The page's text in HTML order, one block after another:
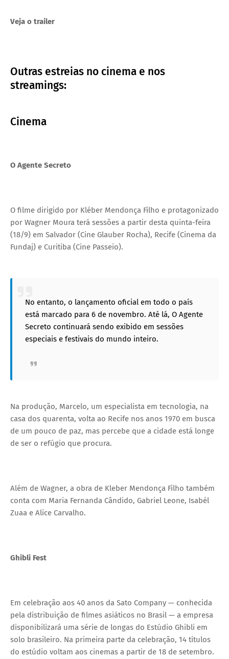
Veja o trailer
Outras estreias no cinema e nos
streamings:
Cinema
O Agente Secreto
O filme dirigido por Kléber Mendonça Filho e protagonizado
por Wagner Moura terá sessões a partir desta quinta-feira
(18/9) em Salvador (Cine Glauber Rocha), Recife (Cinema da
Fundaj) e Curitiba (Cine Passeio).
No entanto, o lançamento oficial em todo o país
está marcado para 6 de novembro. Até lá, O Agente
Secreto continuará sendo exibido em sessões
especiais e festivais do mundo inteiro.
Na produção, Marcelo, um especialista em tecnologia, na
casa dos quarenta, volta ao Recife nos anos 1970 em busca
de um pouco de paz, mas percebe que a cidade está longe
de ser o refúgio que procura.
Além de Wagner, a obra de Kleber Mendonça Filho também
conta com Maria Fernanda Cândido, Gabriel Leone, Isabél
Zuaa e Alice Carvalho.
Ghibli Fest
Em celebração aos 40 anos da Sato Company — conhecida
pela distribuição de filmes asiáticos no Brasil — a empresa
disponibilizará uma série de longas do Estúdio Ghibli em
solo brasileiro. Na primeira parte da celebração, 14 títulos
do estúdio voltam aos cinemas a partir de 18 de setembro.